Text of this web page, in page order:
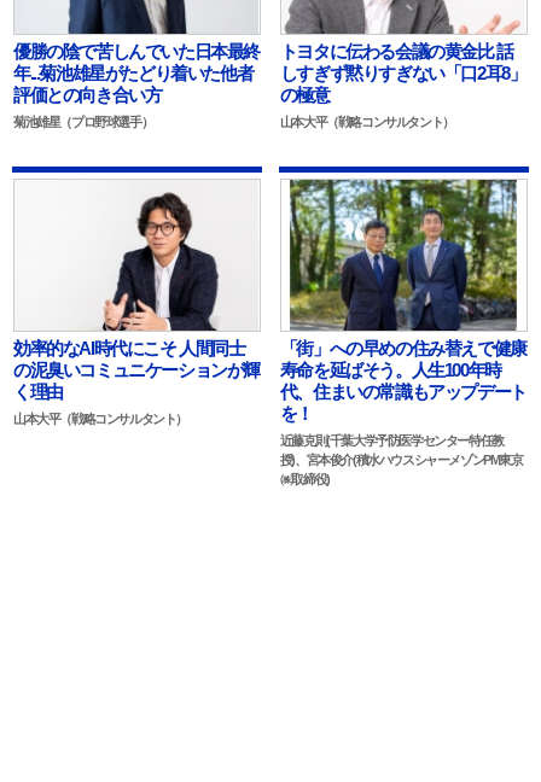
優勝の陰で苦しんでいた日本最終
年...菊池雄星がたどり着いた他者
評価との向き合い方
菊池雄星（プロ野球選手）
トヨタに伝わる会議の黄金比 話
しすぎず黙りすぎない「口2耳8」
の極意
山本大平（戦略コンサルタント）
効率的なAI時代にこそ 人間同士
の泥臭いコミュニケーションが輝
く理由
山本大平（戦略コンサルタント）
「街」への早めの住み替えで健康
寿命を延ばそう。人生100年時
代、住まいの常識もアップデート
を！
近藤克則(千葉大学予防医学センター特任教
授)、宮本俊介(積水ハウスシャーメゾンPM東京
㈱取締役)